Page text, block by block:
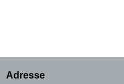
Adresse